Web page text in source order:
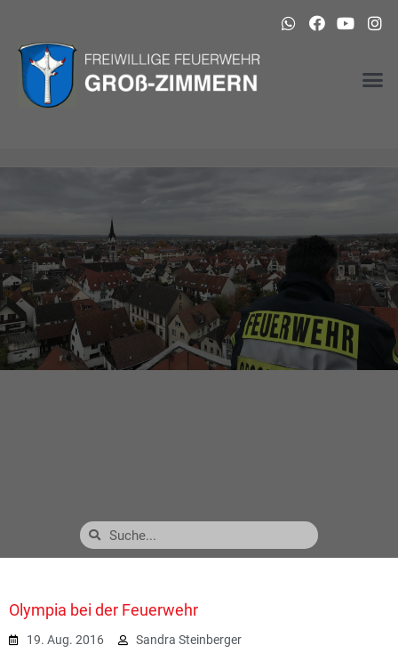
Olympia bei der Feuerwehr
19. Aug. 2016 Sandra Steinberger